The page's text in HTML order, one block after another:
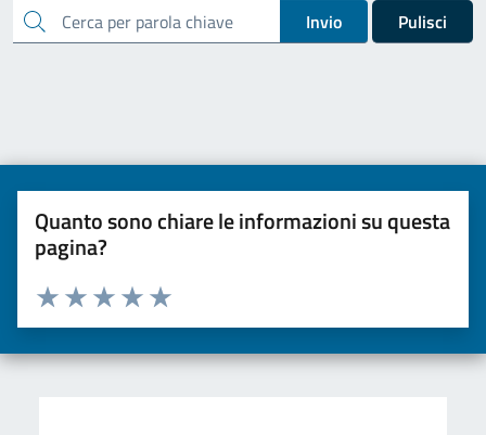
cerca Invio Pulisci
Quanto sono chiare le informazioni su questa
pagina?
Valuta da 1 a 5 stelle la pagina
Valuta 5 stelle su 5
Valuta 4 stelle su 5
Valuta 3 stelle su 5
Valuta 2 stelle su 5
Valuta una stella su 5